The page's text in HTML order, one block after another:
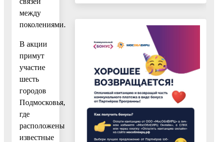
между
поколениями.
В акции
примут
участие
шесть
городов
Подмосковья,
где
расположены
известные